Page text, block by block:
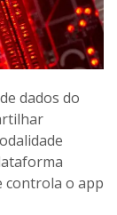
dados do
controla o app